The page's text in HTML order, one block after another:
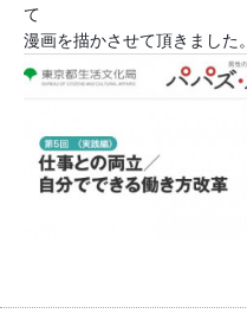
て
漫画を描かさせて頂きました。